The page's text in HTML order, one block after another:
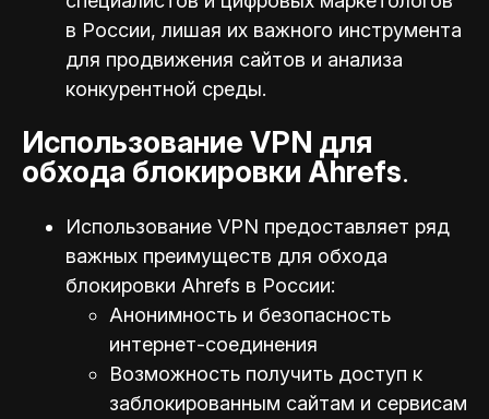
в России, лишая их важного инструмента
для продвижения сайтов и анализа
конкурентной среды.
Использование VPN для
обхода блокировки Ahrefs.
Использование VPN предоставляет ряд
важных преимуществ для обхода
блокировки Ahrefs в России:
Анонимность и безопасность
интернет-соединения
Возможность получить доступ к
заблокированным сайтам и сервисам